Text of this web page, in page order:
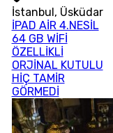
İstanbul, Üsküdar
İPAD AİR 4.NESİL
64 GB WİFİ
ÖZELLİKLİ
ORJİNAL KUTULU
HİÇ TAMİR
GÖRMEDİ